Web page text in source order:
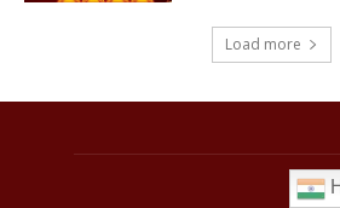
Load more